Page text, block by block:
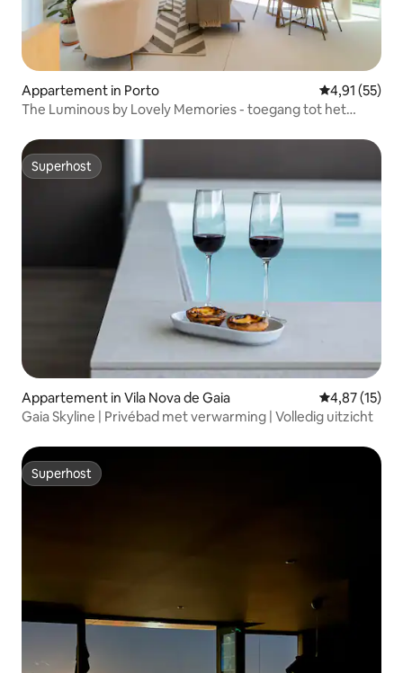
Appartement in Porto Gemiddelde
4,91 (55)
The Luminous by Lovely Memories - toegang tot het
Superhost
Superhost
Appartement in Vila Nova de Gaia Gemiddelde
4,87 (15)
Gaia Skyline | Privébad met verwarming | Volledig uitzicht
Superhost
Superhost